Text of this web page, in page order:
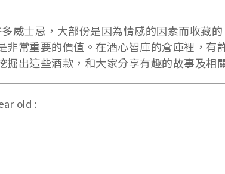
士忌，大部份是因為情感的因素而收藏
常重要的價值。在酒心智庫的倉庫裡，有
出這些酒款，和大家分享有趣的故事及相
old :